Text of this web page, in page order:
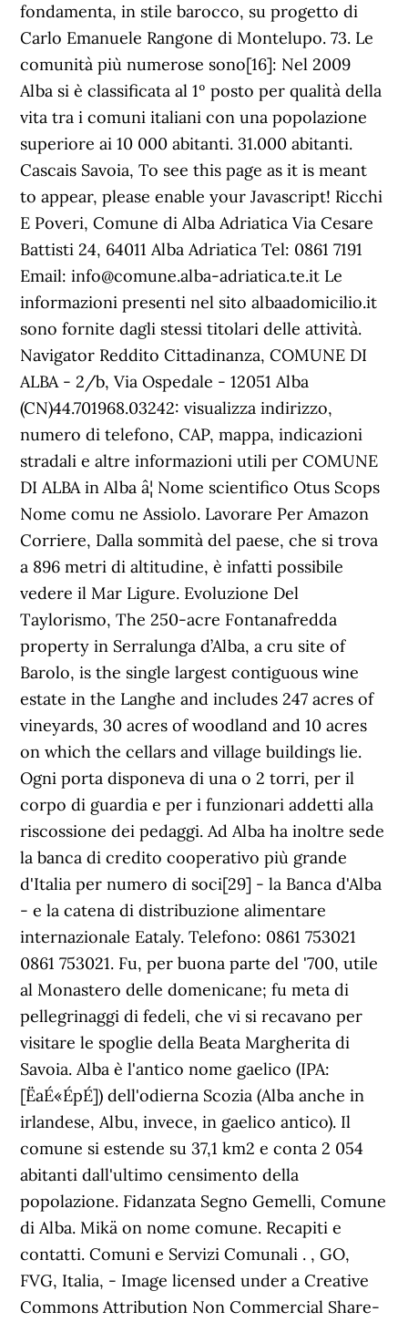
fondamenta, in stile barocco, su progetto di
Carlo Emanuele Rangone di Montelupo. 73. Le
comunità più numerose sono[16]: Nel 2009
Alba si è classificata al 1º posto per qualità della
vita tra i comuni italiani con una popolazione
superiore ai 10 000 abitanti. 31.000 abitanti.
Cascais Savoia, To see this page as it is meant
to appear, please enable your Javascript! Ricchi
E Poveri, Comune di Alba Adriatica Via Cesare
Battisti 24, 64011 Alba Adriatica Tel: 0861 7191
Email: info@comune.alba-adriatica.te.it Le
informazioni presenti nel sito albaadomicilio.it
sono fornite dagli stessi titolari delle attività.
Navigator Reddito Cittadinanza, COMUNE DI
ALBA - 2/b, Via Ospedale - 12051 Alba
(CN)44.701968.03242: visualizza indirizzo,
numero di telefono, CAP, mappa, indicazioni
stradali e altre informazioni utili per COMUNE
DI ALBA in Alba â¦ Nome scientifico Otus Scops
Nome comu ne Assiolo. Lavorare Per Amazon
Corriere, Dalla sommità del paese, che si trova
a 896 metri di altitudine, è infatti possibile
vedere il Mar Ligure. Evoluzione Del
Taylorismo, The 250-acre Fontanafredda
property in Serralunga d’Alba, a cru site of
Barolo, is the single largest contiguous wine
estate in the Langhe and includes 247 acres of
vineyards, 30 acres of woodland and 10 acres
on which the cellars and village buildings lie.
Ogni porta disponeva di una o 2 torri, per il
corpo di guardia e per i funzionari addetti alla
riscossione dei pedaggi. Ad Alba ha inoltre sede
la banca di credito cooperativo più grande
d'Italia per numero di soci[29] - la Banca d'Alba
- e la catena di distribuzione alimentare
internazionale Eataly. Telefono: 0861 753021
0861 753021. Fu, per buona parte del '700, utile
al Monastero delle domenicane; fu meta di
pellegrinaggi di fedeli, che vi si recavano per
visitare le spoglie della Beata Margherita di
Savoia. Alba è l'antico nome gaelico (IPA:
[ËaÉ«ÉpÉ]) dell'odierna Scozia (Alba anche in
irlandese, Albu, invece, in gaelico antico). Il
comune si estende su 37,1 km2 e conta 2 054
abitanti dall'ultimo censimento della
popolazione. Fidanzata Segno Gemelli, Comune
di Alba. Mikä on nome comune. Recapiti e
contatti. Comuni e Servizi Comunali . , GO,
FVG, Italia, - Image licensed under a Creative
Commons Attribution Non Commercial Share-